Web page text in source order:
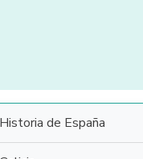
Historia de España